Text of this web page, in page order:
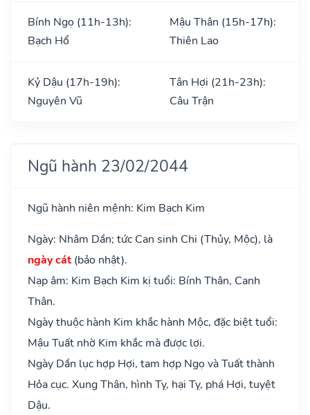
Bính Ngọ (11h-13h):
Bạch Hổ
Mậu Thân (15h-17h):
Thiên Lao
Kỷ Dậu (17h-19h):
Nguyên Vũ
Tân Hợi (21h-23h):
Câu Trận
Ngũ hành 23/02/2044
Ngũ hành niên mệnh: Kim Bạch Kim
Ngày: Nhâm Dần; tức Can sinh Chi (Thủy, Mộc), là
ngày cát(bảo nhật).
Nạp âm: Kim Bạch Kim kị tuổi: Bính Thân, Canh
Thân.
Ngày thuộc hành Kim khắc hành Mộc, đặc biệt tuổi:
Mậu Tuất nhờ Kim khắc mà được lợi.
Ngày Dần lục hợp Hợi, tam hợp Ngọ và Tuất thành
Hỏa cục. Xung Thân, hình Tỵ, hại Tỵ, phá Hợi, tuyệt
Dậu.